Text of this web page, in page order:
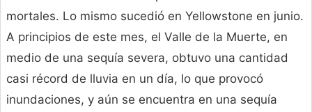
mortales. Lo mismo sucedió en Yellowstone en junio.
A principios de este mes, el Valle de la Muerte, en
medio de una sequía severa, obtuvo una cantidad
casi récord de lluvia en un día, lo que provocó
inundaciones, y aún se encuentra en una sequía